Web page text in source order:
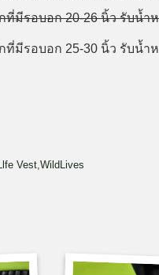
ที่มีรอบอก 20-26 นิ้ว รับน้
ที่มีรอบอก 25-30 นิ้ว รับน้ำ
Vest,WildLives